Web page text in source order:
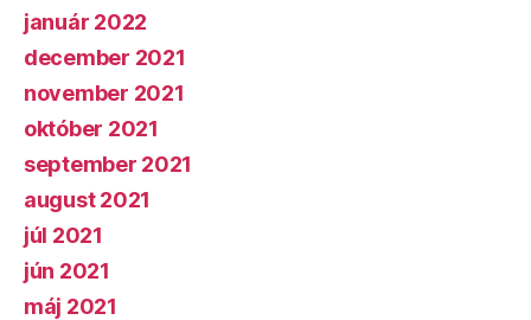
január 2022
december 2021
november 2021
október 2021
september 2021
august 2021
júl 2021
jún 2021
máj 2021